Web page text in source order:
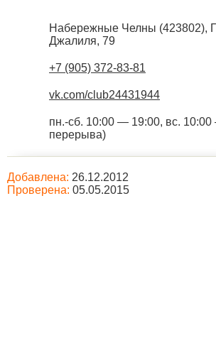
Набережные Челны (423802),
Джалиля, 79
+7 (905) 372-83-81
vk.com/club24431944
пн.-сб. 10:00 — 19:00, вс.
перерыва)
Добавлена: 26.12.2012
Проверена: 05.05.2015